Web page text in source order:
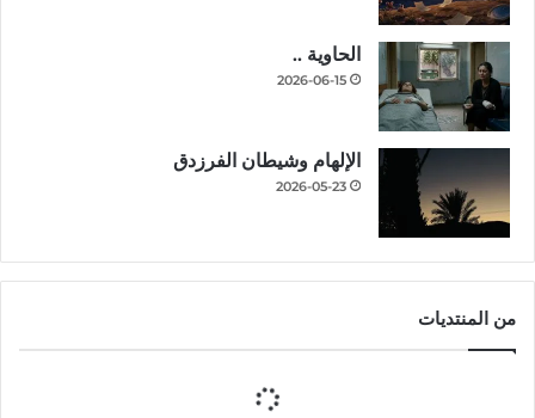
الحاوية ..
2026-06-15
الإلهام وشيطان الفرزدق
2026-05-23
من المنتديات